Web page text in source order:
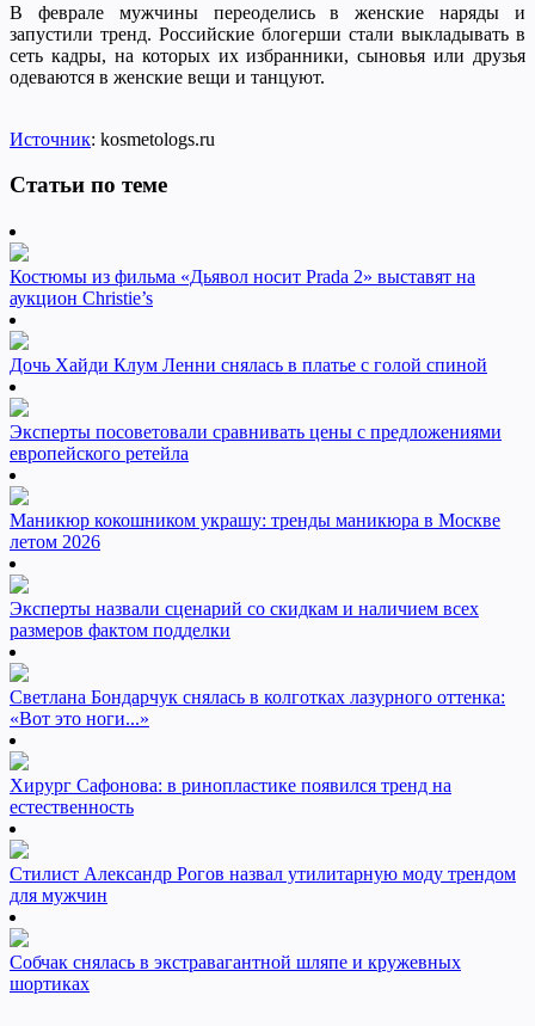
В феврале мужчины переоделись в женские наряды и
запустили тренд. Российские блогерши стали выкладывать в
сеть кадры, на которых их избранники, сыновья или друзья
одеваются в женские вещи и танцуют.
Источник: kosmetologs.ru
Статьи по теме
Костюмы из фильма «Дьявол носит Prada 2» выставят на
аукцион Christie’s
Дочь Хайди Клум Ленни снялась в платье с голой спиной
Эксперты посоветовали сравнивать цены с предложениями
европейского ретейла
Маникюр кокошником украшу: тренды маникюра в Москве
летом 2026
Эксперты назвали сценарий со скидкам и наличием всех
размеров фактом подделки
Светлана Бондарчук снялась в колготках лазурного оттенка:
«Вот это ноги...»
Хирург Сафонова: в ринопластике появился тренд на
естественность
Стилист Александр Рогов назвал утилитарную моду трендом
для мужчин
Собчак снялась в экстравагантной шляпе и кружевных
шортиках